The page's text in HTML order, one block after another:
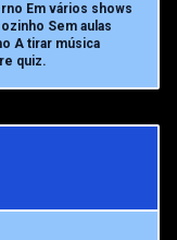
Em vários shows
Sem aulas
A tirar música
quiz.